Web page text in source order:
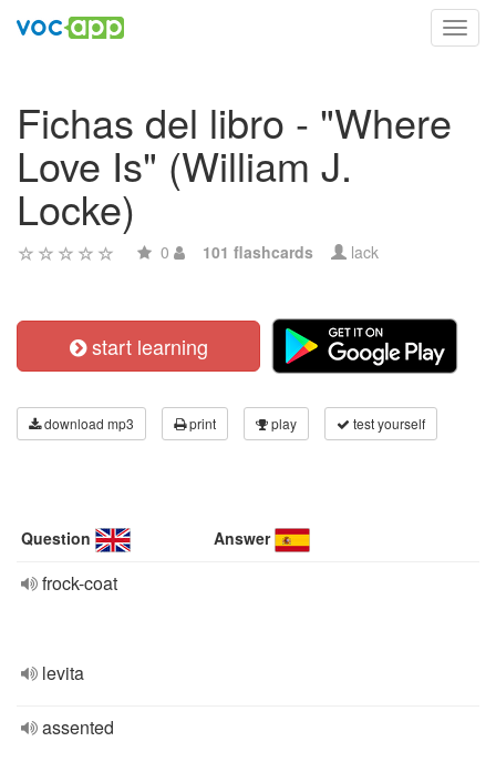
Fichas del libro - "Where
Love Is" (William J.
Locke)
0 101 flashcards lack
start learning
download mp3 print play test yourself
Question Answer
frock-coat
levita
assented